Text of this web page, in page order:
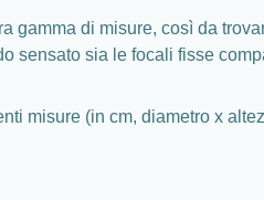
gamma di misure, così da
sensato sia le focali fisse
misure (in cm, diametro x